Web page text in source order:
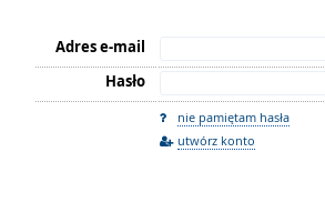
Adres e-mail
Hasło
nie pamiętam hasła
utwórz konto